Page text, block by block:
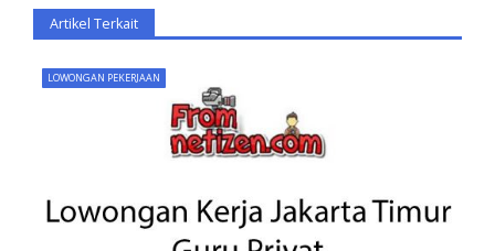
v
g
Artikel Terkait
LOWONGAN PEKERJAAN